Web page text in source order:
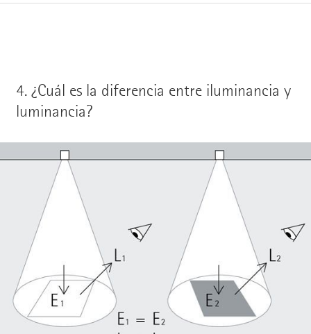
4. ¿Cuál es la diferencia entre iluminancia y
luminancia?